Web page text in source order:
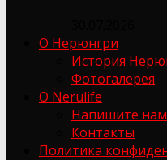
О Нерюнгри
История
Фотогалерея
О Nerulife
Напишите нам
Контакты
Политика